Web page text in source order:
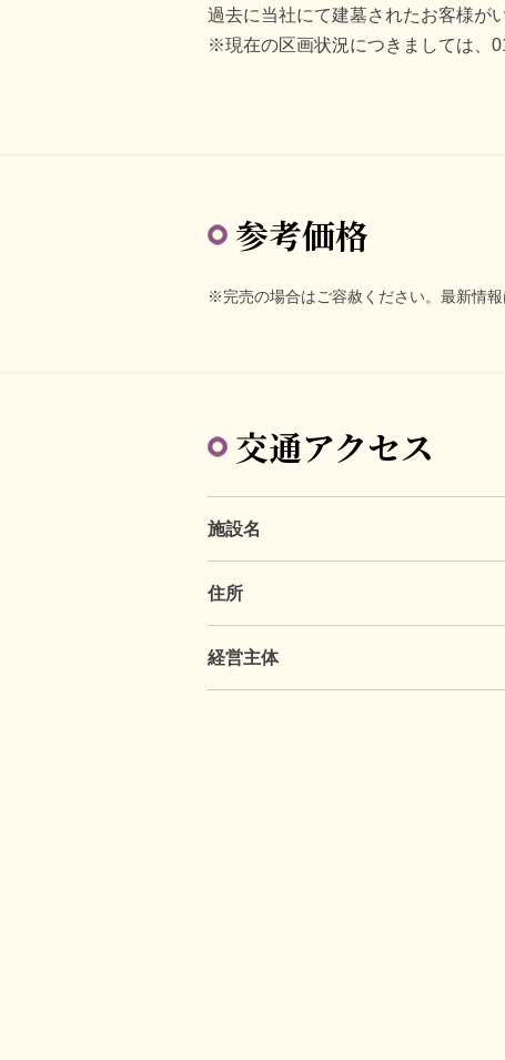
過去に当社にて建墓されたお客様が
※現在の区画状況につきましては、
参考価格
※完売の場合はご容赦ください。最新情
交通アクセス
施設名
住所
経営主体